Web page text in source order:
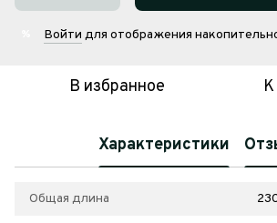
Войти для отображения
В избранное
Характеристики
Общая длина